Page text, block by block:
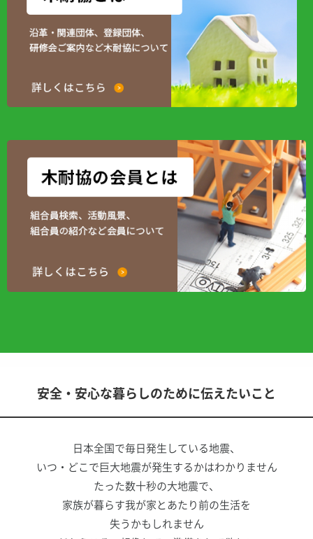
安全・安心な暮らしのために伝えたいこと
日本全国で毎日発生している地震、
いつ・どこで巨大地震が発生するかはわかりません
たった数十秒の大地震で、
家族が暮らす我が家とあたり前の生活を
失うかもしれません